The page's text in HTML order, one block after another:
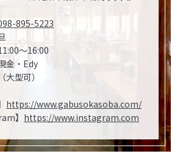
895-5223
～16:00
金・Edy
大型可）
https://www.gabusokasoba.com/
】 https://www.instagram.com